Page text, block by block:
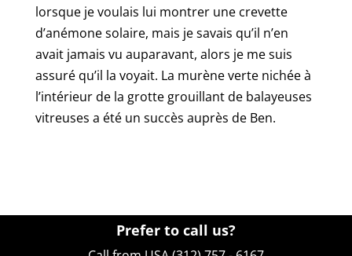
lorsque je voulais lui montrer une crevette
d’anémone solaire, mais je savais qu’il n’en
avait jamais vu auparavant, alors je me suis
assuré qu’il la voyait. La murène verte nichée à
l’intérieur de la grotte grouillant de balayeuses
vitreuses a été un succès auprès de Ben.
Prefer to call us?